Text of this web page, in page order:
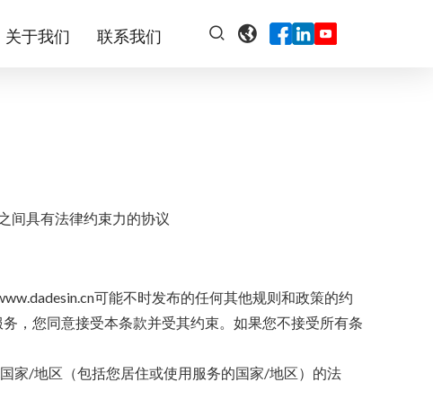
关于我们 联系我们
间具有法律约束力的协议
可能不时发布的任何其他规则和政策的约
，您同意接受本条款并受其约束。如果您不接受所有条
家/地区（包括您居住或使用服务的国家/地区）的法